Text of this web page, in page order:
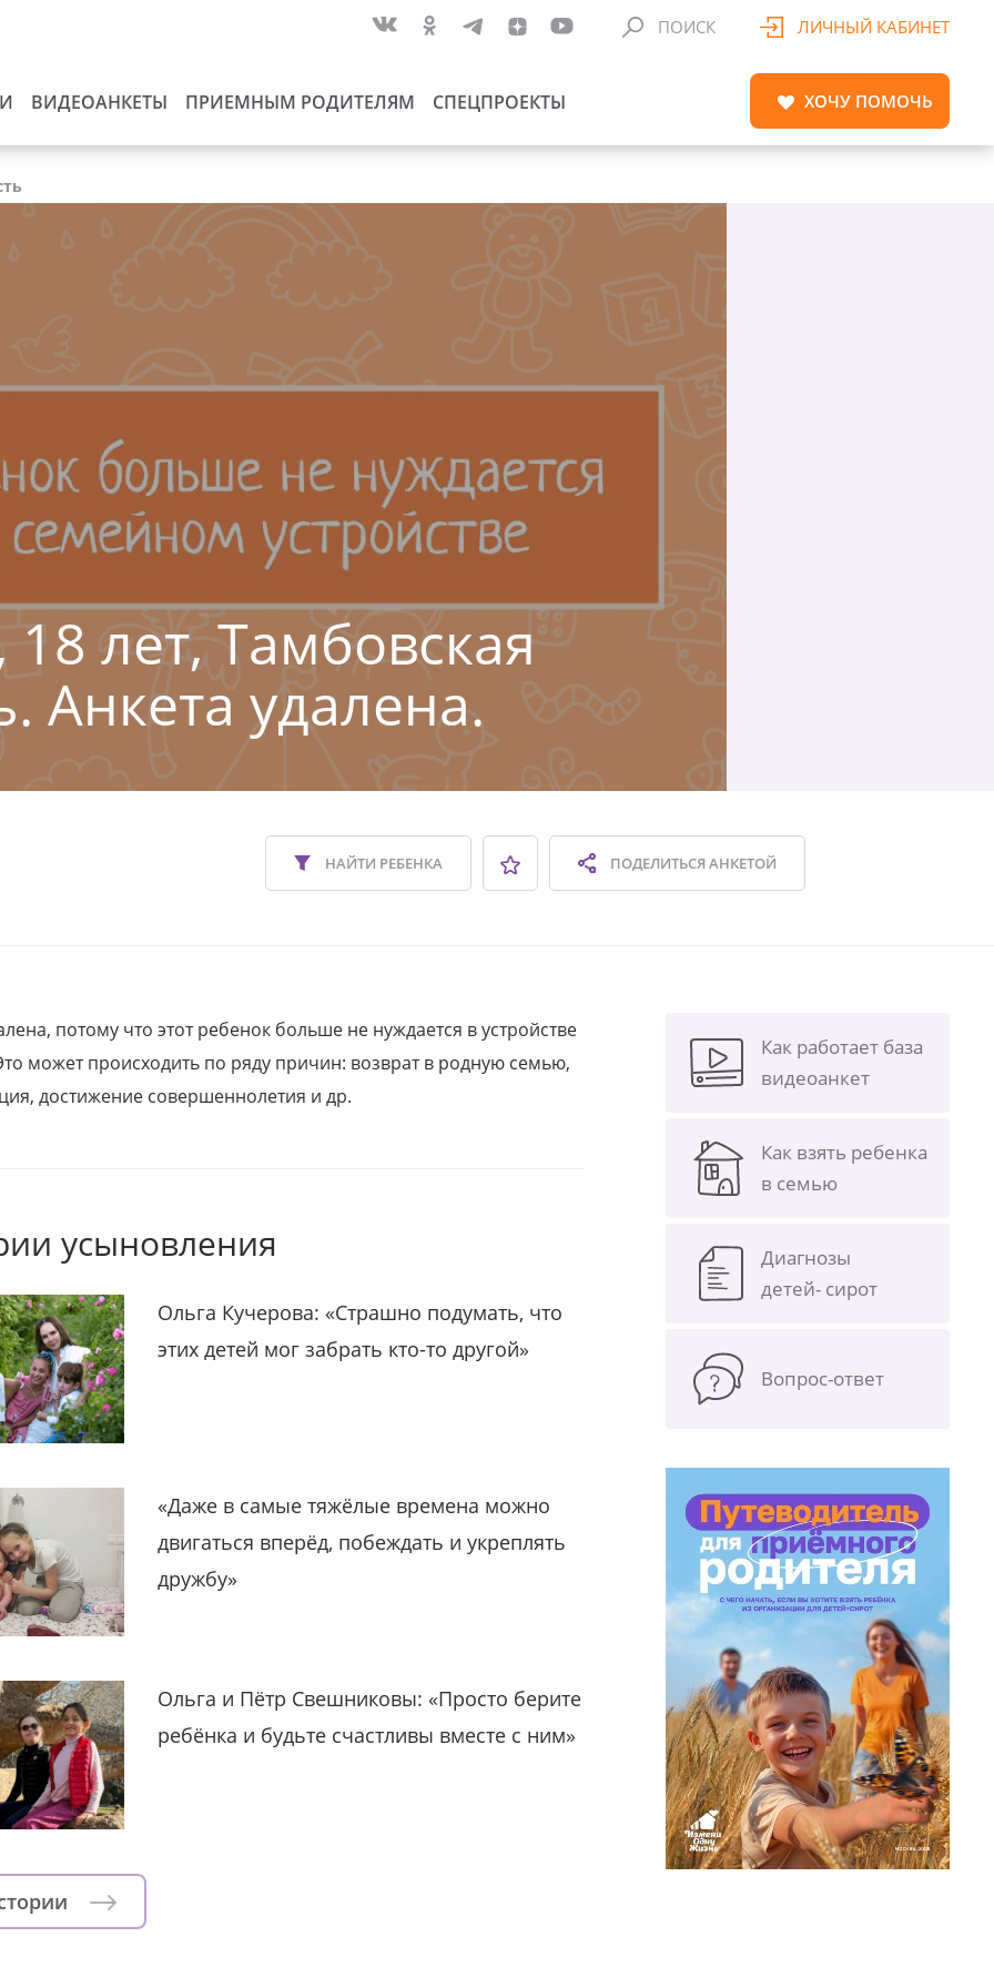
ВИДЕОАНКЕТЫ ПРИЕМНЫМ РОДИТЕЛЯМ СПЕЦПРОЕКТЫ
ПОИСК ЛИЧНЫЙ КАБИНЕТ
ХОЧУ ПОМОЧЬ
18 лет, Тамбовская
Анкета удалена.
ПОДЕЛИТЬСЯАНКЕТОЙ
НАЙТИ РЕБЕНКА
потому что этот ребенок больше не нуждается в устройстве
может происходить по ряду причин: возврат в родную семью,
достижение совершеннолетия и др.
усыновления
Ольга Кучерова: «Страшно подумать, что
этих детей мог забрать кто-то другой»
«Даже в самые тяжёлые времена можно
двигаться вперёд, побеждать и укреплять
дружбу»
Ольга и Пётр Свешниковы: «Просто берите
ребёнка и будьте счастливы вместе с ним»
Как работает база
видеоанкет
Как взять ребенка
в семью
Диагнозы
детей- сирот
Вопрос-ответ